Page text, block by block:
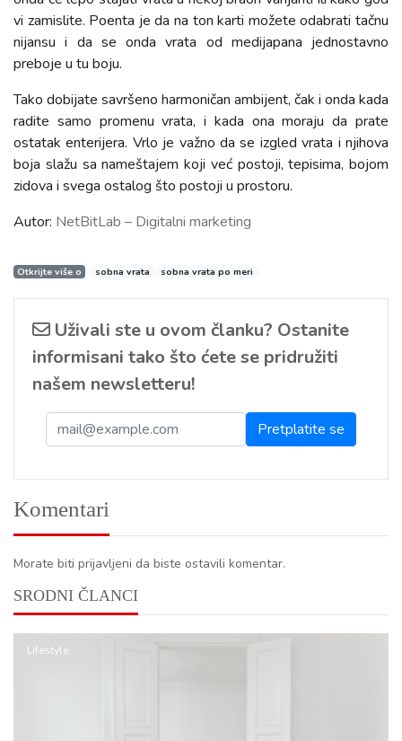
vi zamislite. Poenta je da na ton karti možete odabrati tačnu
nijansu i da se onda vrata od medijapana jednostavno
preboje u tu boju.
Tako dobijate savršeno harmoničan ambijent, čak i onda kada
radite samo promenu vrata, i kada ona moraju da prate
ostatak enterijera. Vrlo je važno da se izgled vrata i njihova
boja slažu sa nameštajem koji već postoji, tepisima, bojom
zidova i svega ostalog što postoji u prostoru.
Autor: NetBitLab – Digitalni marketing
Otkrijte više o sobna vrata sobna vrata po meri
Uživali ste u ovom članku? Ostanite
informisani tako što ćete se pridružiti
našem newsletteru!
Komentari
Morate biti prijavljeni da biste ostavili komentar.
SRODNI ČLANCI
Lifestyle